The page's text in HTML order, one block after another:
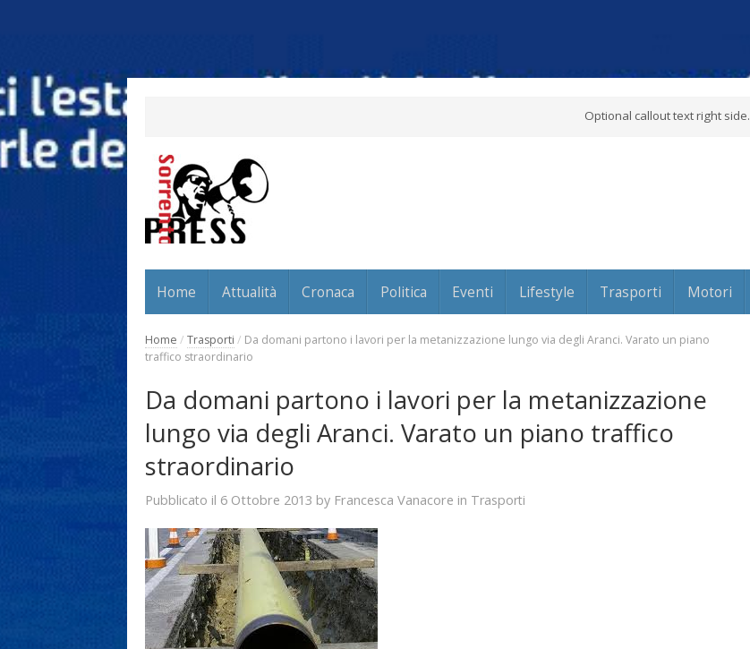
Optional callout text right side.
Home Attualità Cronaca Politica Eventi Lifestyle Trasporti Motori
Home / Trasporti / Da domani partono i lavori per la metanizzazione lungo via degli Aranci. Varato un piano
traffico straordinario
Da domani partono i lavori per la metanizzazione
lungo via degli Aranci. Varato un piano traffico
straordinario
Pubblicato il 6 Ottobre 2013 by Francesca Vanacore in Trasporti